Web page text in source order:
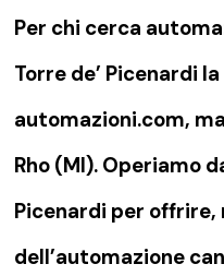
Per chi cerca
Torre de’ Picenardi
automazioni.com,
Rho (MI). Operiamo
Picenardi per
dell’automazione